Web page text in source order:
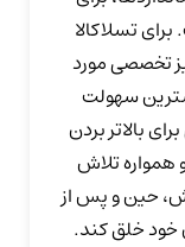
تسلاکالا
تخصصی مورد
سهولت
بالاتر بردن
تلاش
حین و پس از
خود خلق کند.